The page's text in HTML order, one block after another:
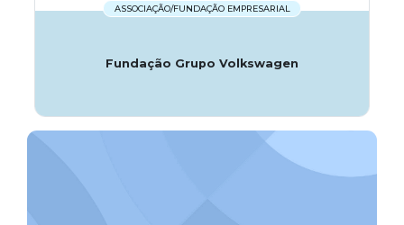
ASSOCIAÇÃO/FUNDAÇÃO EMPRESARIAL
Fundação Grupo Volkswagen